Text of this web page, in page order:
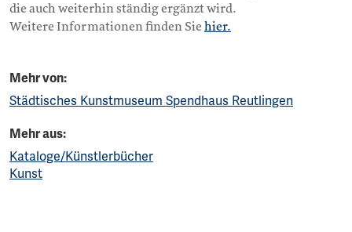
die auch weiterhin ständig ergänzt wird.
Weitere Informationen finden Sie hier.
Mehr von:
Städtisches Kunstmuseum Spendhaus Reutlingen
Mehr aus:
Kataloge/Künstlerbücher
Kunst